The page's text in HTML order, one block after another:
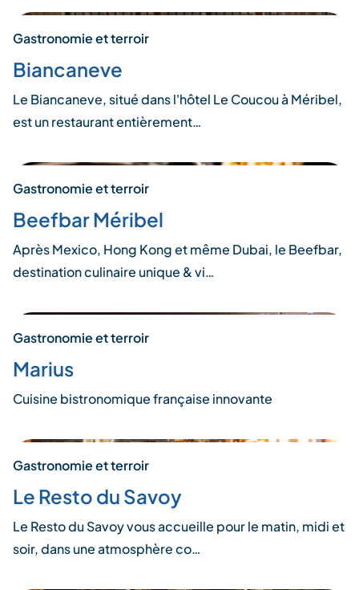
Gastronomie et terroir
Biancaneve
Le Biancaneve, situé dans l'hôtel Le Coucou à Méribel,
est un restaurant entièrement…
Gastronomie et terroir
Beefbar Méribel
Après Mexico, Hong Kong et même Dubai, le Beefbar,
destination culinaire unique & vi…
Gastronomie et terroir
Marius
Cuisine bistronomique française innovante
Gastronomie et terroir
Le Resto du Savoy
Le Resto du Savoy vous accueille pour le matin, midi et
soir, dans une atmosphère co…